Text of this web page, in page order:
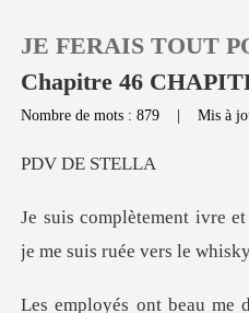
Recharger
JE FERAIS TOUT
Chapitre 46
Nombre de mots : 879 |Mis à
DE S
je me suis ruée ver